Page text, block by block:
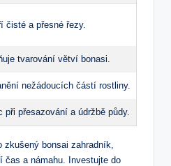
čisté a přesné řezy.
tvarování větví bonasi.
nežádoucích částí rostliny.
při přesazování a údržbě půdy.
bonsai zahradník,
čas a námahu. Investujte do